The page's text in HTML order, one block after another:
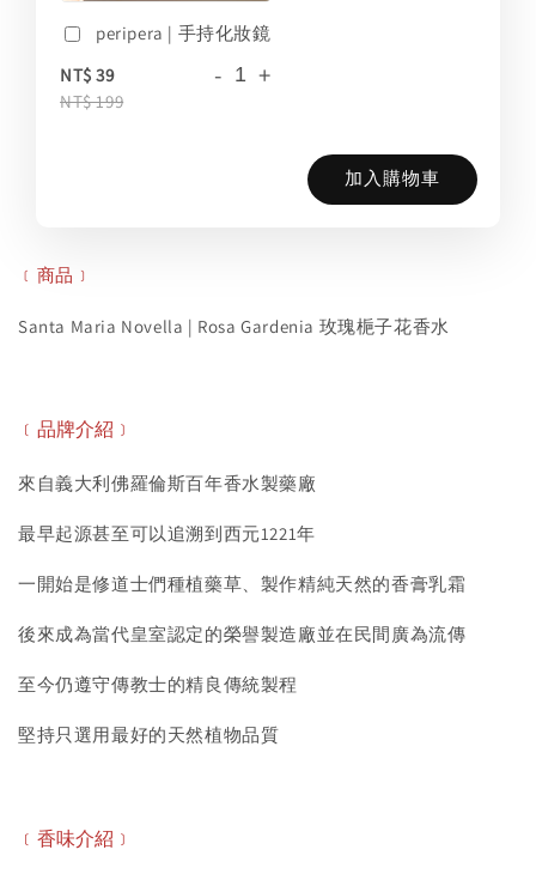
peripera | 手持化妝鏡
NT$ 39
NT$ 199
- +
加入購物車
﹝商品﹞
Santa Maria Novella | Rosa Gardenia 玫瑰梔子花香水
﹝品牌介紹﹞
來自義大利佛羅倫斯百年香水製藥廠
最早起源甚至可以追溯到西元1221年
一開始是修道士們種植藥草、製作精純天然的香膏乳霜
後來成為當代皇室認定的榮譽製造廠並在民間廣為流傳
至今仍遵守傳教士的精良傳統製程
堅持只選用最好的天然植物品質
﹝香味介紹﹞